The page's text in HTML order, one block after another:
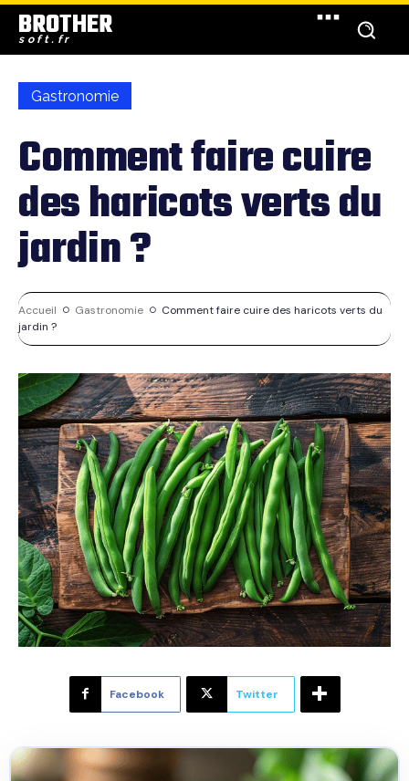
BROTHER
soft.fr
Gastronomie
Comment faire cuire
des haricots verts du
jardin ?
Accueil Gastronomie
Comment faire cuire des haricots verts du
jardin ?
Facebook Twitter